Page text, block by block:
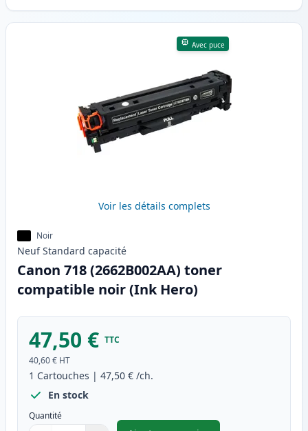
Avec puce
Voir les détails complets
Noir
Neuf Standard capacité
Canon 718 (2662B002AA) toner
compatible noir (Ink Hero)
47,50 € TTC
40,60 € HT
1 Cartouches | 47,50 € /ch.
En stock
Quantité